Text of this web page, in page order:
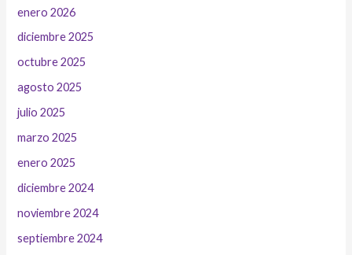
enero 2026
diciembre 2025
octubre 2025
agosto 2025
julio 2025
marzo 2025
enero 2025
diciembre 2024
noviembre 2024
septiembre 2024